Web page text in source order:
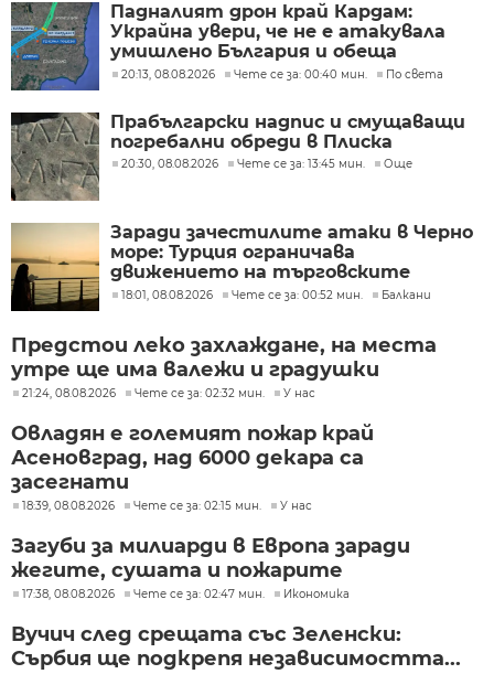
Падналият дрон край Кардам:
Украйна увери, че не е атакувала
умишлено България и обеща
разследване
20:13, 08.08.2026 Чете се за: 00:40 мин. По света
Прабългарски надпис и смущаващи
погребални обреди в Плиска
20:30, 08.08.2026 Чете се за: 13:45 мин. Още
Заради зачестилите атаки в Черно
море: Турция ограничава
движението на търговските
кораби
18:01, 08.08.2026 Чете се за: 00:52 мин. Балкани
Предстои леко захлаждане, на места
утре ще има валежи и градушки
21:24, 08.08.2026 Чете се за: 02:32 мин. У нас
Овладян е големият пожар край
Асеновград, над 6000 декара са
засегнати
18:39, 08.08.2026 Чете се за: 02:15 мин. У нас
Загуби за милиарди в Европа заради
жегите, сушата и пожарите
17:38, 08.08.2026 Чете се за: 02:47 мин. Икономика
Вучич след срещата със Зеленски:
Сърбия ще подкрепя независимостта...